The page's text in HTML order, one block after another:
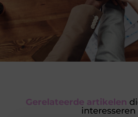
Gerelateerde artikelen
interesseren